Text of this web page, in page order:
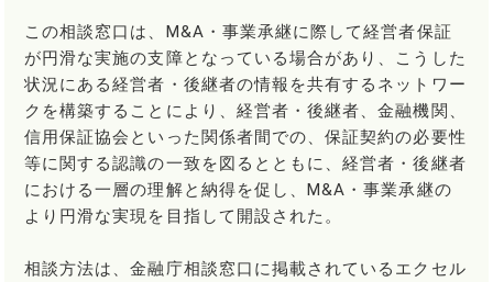
この相談窓口は、M&A・事業承継に際して経営者保証
が円滑な実施の支障となっている場合があり、こうした
状況にある経営者・後継者の情報を共有するネットワー
クを構築することにより、経営者・後継者、金融機関、
信用保証協会といった関係者間での、保証契約の必要性
等に関する認識の一致を図るとともに、経営者・後継者
における一層の理解と納得を促し、M&A・事業承継の
より円滑な実現を目指して開設された。
相談方法は、金融庁相談窓口に掲載されているエクセル